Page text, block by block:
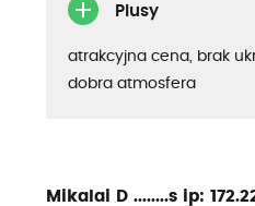
Plusy
atrakcyjna cena, brak
dobra atmosfera
Mikalai D ........s ip: